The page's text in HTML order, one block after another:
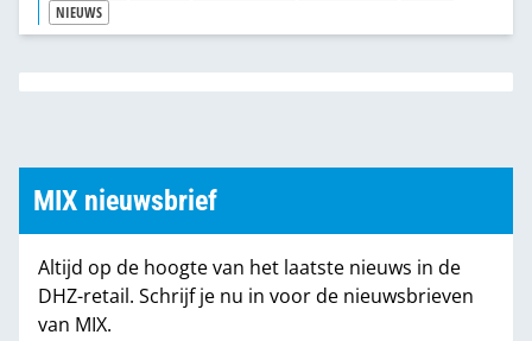
NIEUWS
MIX nieuwsbrief
Altijd op de hoogte van het laatste nieuws in de
DHZ-retail. Schrijf je nu in voor de nieuwsbrieven
van MIX.